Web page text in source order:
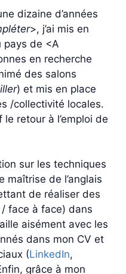
dizaine d’années
>, j’ai mis en
pays de <A
en recherche
des salons
) et mis en place
/collectivité locales.
retour à l’emploi de
sur les techniques
maîtrise de l’anglais
de réaliser des
face à face) dans
aisément avec les
dans mon CV et
(LinkedIn,
grâce à mon